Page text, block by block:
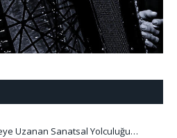
Uzanan Sanatsal Yolculuğu…